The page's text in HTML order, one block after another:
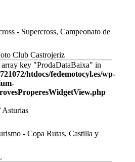
- Supercross, Campeonato de
Club Castrojeriz
key "ProdaDataBaixa" in
htdocs/fedemotocyl.es/wp-
Asturias
- Copa Rutas, Castilla y